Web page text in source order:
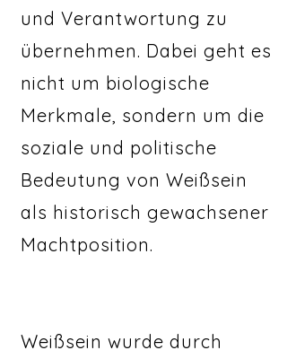
und Verantwortung zu
übernehmen. Dabei geht es
nicht um biologische
Merkmale, sondern um die
soziale und politische
Bedeutung von Weißsein
als historisch gewachsener
Machtposition.
Weißsein wurde durch